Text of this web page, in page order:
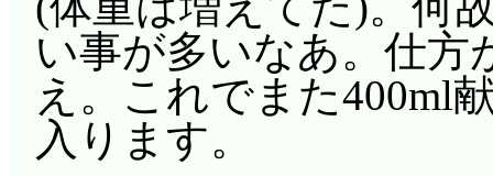
い事が多いなあ。仕方
え。これでまた400ml
入ります。